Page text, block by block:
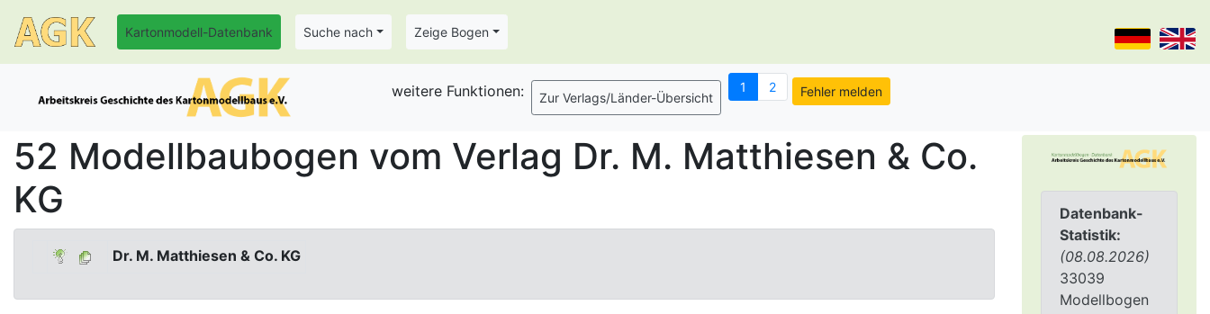
Kartonmodell-Datenbank Suche nach Zeige Bogen
Datenbank-
Statistik:
(08.08.2026)
33039
Modellbogen
weitere Funktionen:
52 Modellbaubogen vom Verlag Dr. M. Matthiesen & Co.
KG
Dr. M. Matthiesen & Co. KG